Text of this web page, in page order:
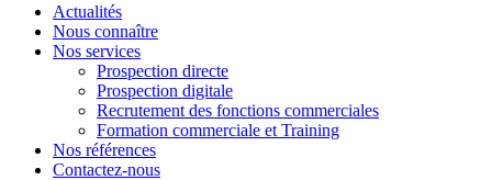
Actualités
Nous connaître
Nos services
Prospection directe
Prospection digitale
Recrutement des fonctions commerciales
Formation commerciale et Training
Nos références
Contactez-nous